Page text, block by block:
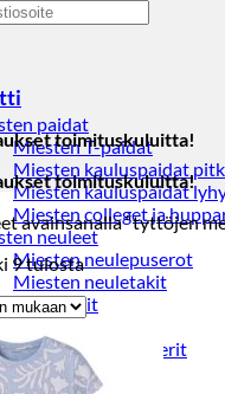
paidat
Miesten T-paidat
Miesten kauluspaidat
Miesten kauluspaidat
Miesten colleget ja
neuleet
Miesten neulepuserot
Miesten neuletakit
ja blazerit
Puvut
Puvuntakit ja blazerit
housut
toimituskuluitta!
toimituskuluitta!
avainsanalla “tyttöjen
9 tulostaSorted
by
latest